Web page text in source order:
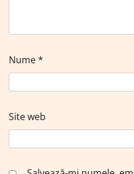
Nume*
Site web